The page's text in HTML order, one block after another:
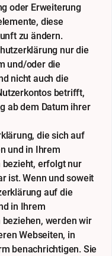
oder Erweiterung
diese
zu ändern.
nur die
und/oder die
nicht auch die
betrifft,
ab dem Datum ihrer
die sich auf
und in Ihrem
bezieht, erfolgt nur
ist. Wenn und soweit
auf die
in Ihrem
werden wir
Webseiten, in
benachrichtigen. Sie